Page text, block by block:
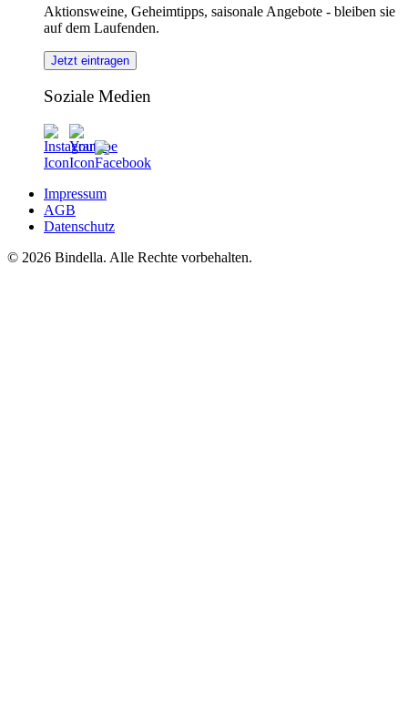
Aktionsweine, Geheimtipps, saisonale Angebote - bleiben sie
auf dem Laufenden.
Jetzt eintragen
Soziale Medien
Impressum
AGB
Datenschutz
© 2026 Bindella. Alle Rechte vorbehalten.